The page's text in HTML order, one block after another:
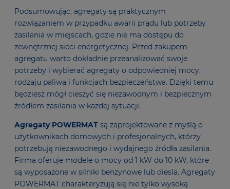
Podsumowując, agregaty są praktycznym
rozwiązaniem w przypadku awarii prądu lub potrzeby
zasilania w miejscach, gdzie nie ma dostępu do
zewnętrznej sieci energetycznej. Przed zakupem
agregatu warto dokładnie przeanalizować swoje
potrzeby i wybierać agregaty o odpowiedniej mocy,
rodzaju paliwa i funkcjach bezpieczeństwa. Dzięki temu
będziesz mógł cieszyć się niezawodnym i bezpiecznym
źródłem zasilania w każdej sytuacji.
Agregaty POWERMAT są zaprojektowane z myślą o
użytkownikach domowych i profesjonalnych, którzy
potrzebują niezawodnego i wydajnego źródła zasilania.
Firma oferuje modele o mocy od 1 kW do 10 kW, które
są wyposażone w silniki benzynowe lub diesla. Agregaty
POWERMAT charakteryzują się nie tylko wysoką